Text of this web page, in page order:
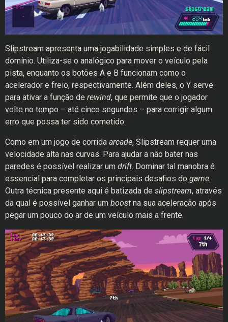
Slipstream apresenta uma jogabilidade simples e de fácil
domínio. Utiliza-se o analógico para mover o veículo pela
pista, enquanto os botões A e B funcionam como o
acelerador e freio, respectivamente. Além deles, o Y serve
para ativar a função de rewind, que permite que o jogador
volte no tempo – até cinco segundos – para corrigir algum
erro que possa ter sido cometido.
Como em um jogo de corrida arcade, Slipstream requer uma
velocidade alta nas curvas. Para ajudar a não bater nas
paredes é possível realizar um drift. Dominar tal manobra é
essencial para completar os principais desafios do game.
Outra técnica presente aqui é batizada de slipstream, através
da qual é possível ganhar um boost na sua aceleração após
pegar um pouco do ar de um veículo mais a frente.